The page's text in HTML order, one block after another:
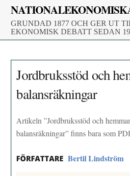
Skip
content
GRUNDAD 1877 OCH GER UT
EKONOMISK DEBATT SEDAN
Jordbruksstöd och
balansräkningar
Artikeln ”Jordbruksstöd och
balansräkningar” finns bara som
FÖRFATTARE Bertil Lindström